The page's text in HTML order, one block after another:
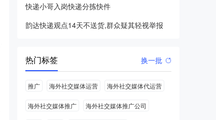
快递小哥入岗快递分拣快件
韵达快递观点14天不送货,群众疑其轻视举报
热门标签 换一批
推广 海外社交媒体运营 海外社交媒体代运营
海外社交媒体推广 海外社交媒体推广公司